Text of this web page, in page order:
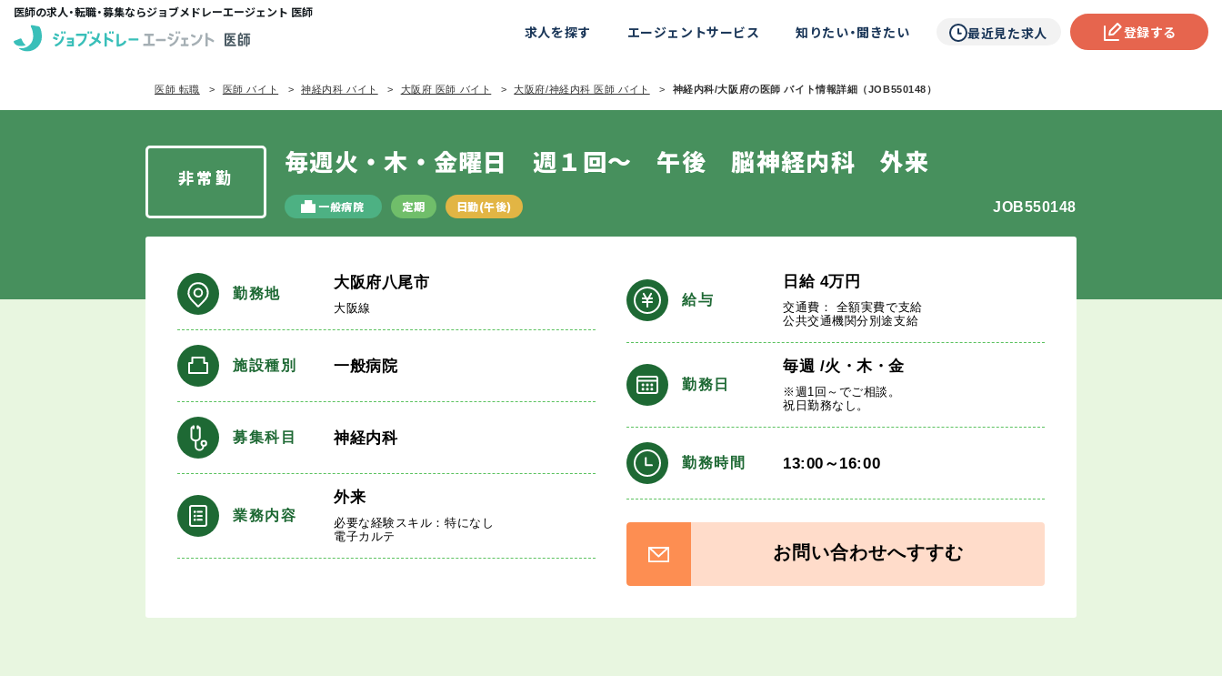
医師の求人・転職・募集ならジョブメドレーエージェント 医師
求人を探す エージェントサービス 知りたい・聞きたい 最近見た求人 登録する
医師 転職 医師 バイト 神経内科 バイト 大阪府 医師 バイト 大阪府/神経内科 医師 バイト 神経内科/大阪府の医師 バイト情報詳細（JOB550148）
非常勤 毎週火・木・金曜日 週１回～ 午後 脳神経内科 外来
一般病院 定期 日勤(午後) JOB550148
勤務地
大阪府八尾市
大阪線
施設種別 一般病院
募集科目 神経内科
業務内容
外来
必要な経験スキル：特になし
電子カルテ
給与
日給4万円
交通費： 全額実費で支給
公共交通機関分別途支給
勤務日
毎週 /火・木・金
※週1回～でご相談。
祝日勤務なし。
勤務時間 13:00～16:00
お問い合わせへすすむ